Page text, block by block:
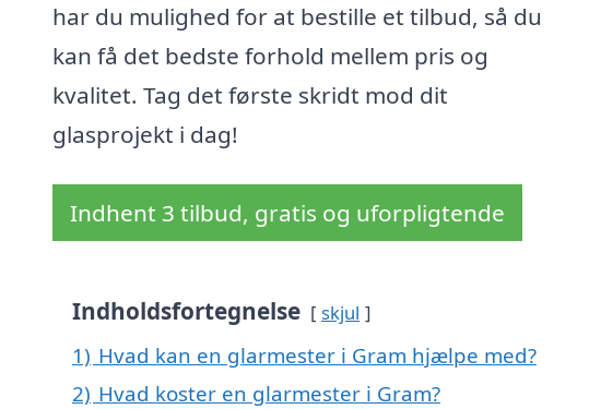
har du mulighed for at bestille et tilbud, så du
kan få det bedste forhold mellem pris og
kvalitet. Tag det første skridt mod dit
glasprojekt i dag!
Indhent 3 tilbud, gratis og uforpligtende
Indholdsfortegnelse skjul
1) Hvad kan en glarmester i Gram hjælpe med?
2) Hvad koster en glarmester i Gram?